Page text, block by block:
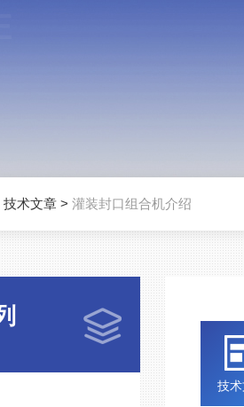
技术文章 > 灌装封口组合机介绍
技